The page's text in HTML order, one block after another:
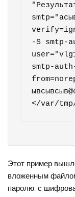
-S smtp-
smtp-
Этот пример
вложенным
паролю, с